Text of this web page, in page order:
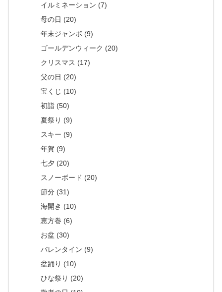
イルミネーション (7)
母の日 (20)
年末ジャンボ (9)
ゴールデンウィーク (20)
クリスマス (17)
父の日 (20)
宝くじ (10)
初詣 (50)
夏祭り (9)
スキー (9)
年賀 (9)
七夕 (20)
スノーボード (20)
節分 (31)
海開き (10)
恵方巻 (6)
お盆 (30)
バレンタイン (9)
盆踊り (10)
ひな祭り (20)